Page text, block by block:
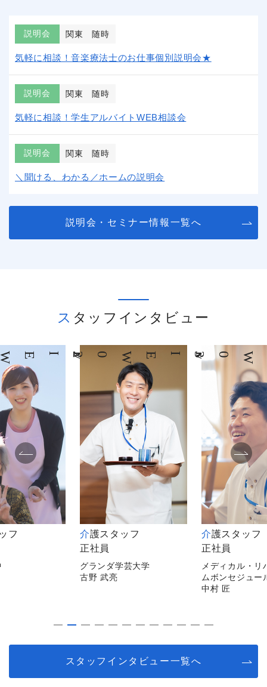
説明会 関東 随時
気軽に相談！音楽療法士のお仕事個別説明会★
説明会 関東 随時
気軽に相談！学生アルバイトWEB相談会
説明会 関東 随時
＼聞ける、わかる／ホームの説明会
説明会・セミナー情報一覧へ
スタッフインタビュー
INTERVIEW INTERVIEW
フ
大学
03
介護スタッフ
正社員
メディカル・リハビリホー
ムボンセジュール千葉
04
介護スタッフ
非常勤
メディカルホー
逗子
平山 陽子
スタッフインタビュー一覧へ